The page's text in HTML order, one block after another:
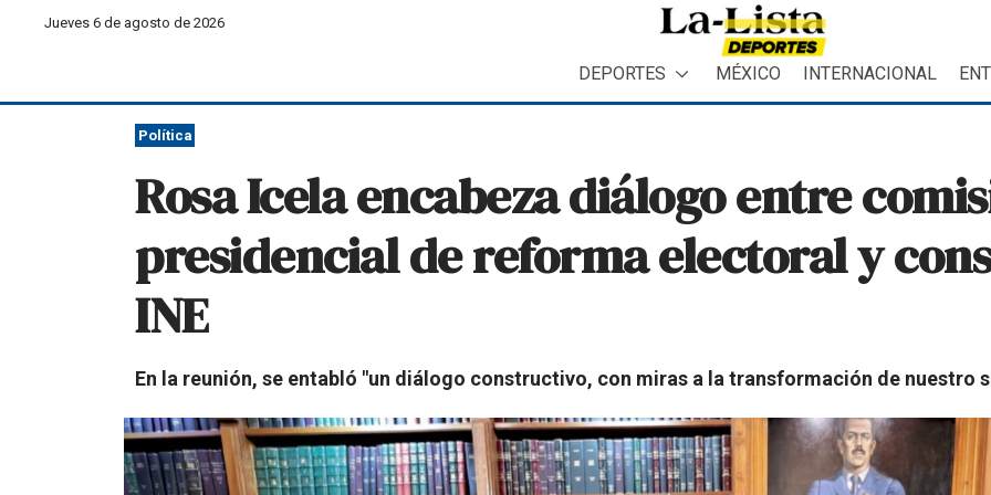
Jueves 6 de agosto de 2026
DEPORTES MÉXICO INTERNACIONAL
Política
Rosa Icela encabeza diálogo entre
presidencial de reforma electoral y
INE
En la reunión, se entabló "un diálogo constructivo, con miras a la transformación de nuestro